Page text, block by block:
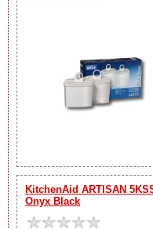
KitchenAid ARTISAN
Onyx Black